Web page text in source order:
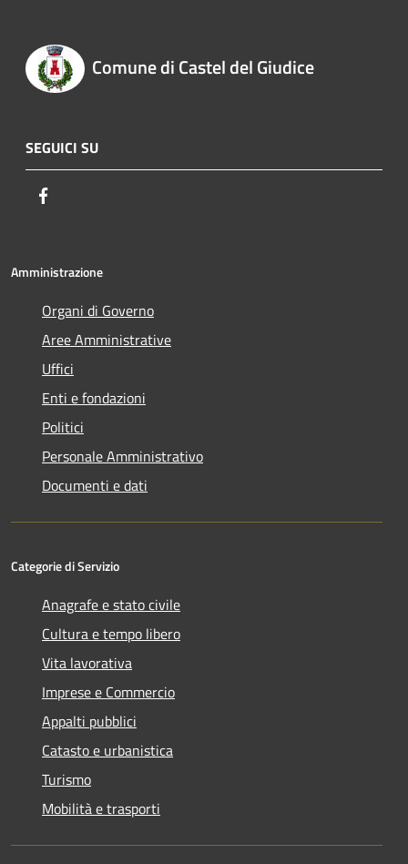
Comune di Castel del Giudice
SEGUICI SU
Amministrazione
Organi di Governo
Aree Amministrative
Uffici
Enti e fondazioni
Politici
Personale Amministrativo
Documenti e dati
Categorie di Servizio
Anagrafe e stato civile
Cultura e tempo libero
Vita lavorativa
Imprese e Commercio
Appalti pubblici
Catasto e urbanistica
Turismo
Mobilità e trasporti